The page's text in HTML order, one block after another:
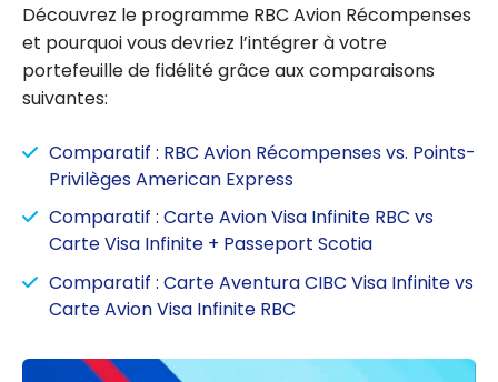
Découvrez le programme RBC Avion Récompenses
et pourquoi vous devriez l’intégrer à votre
portefeuille de fidélité grâce aux comparaisons
suivantes:
Comparatif : RBC Avion Récompenses vs. Points-
Privilèges American Express
Comparatif : Carte Avion Visa Infinite RBC vs
Carte Visa Infinite + Passeport Scotia
Comparatif : Carte Aventura CIBC Visa Infinite vs
Carte Avion Visa Infinite RBC